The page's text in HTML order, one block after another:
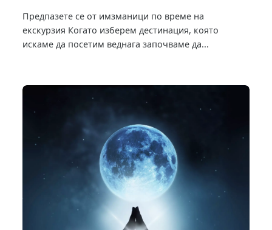
Предпазете се от имзманици по време на
екскурзия Когато изберем дестинация, която
искаме да посетим веднага започваме да...